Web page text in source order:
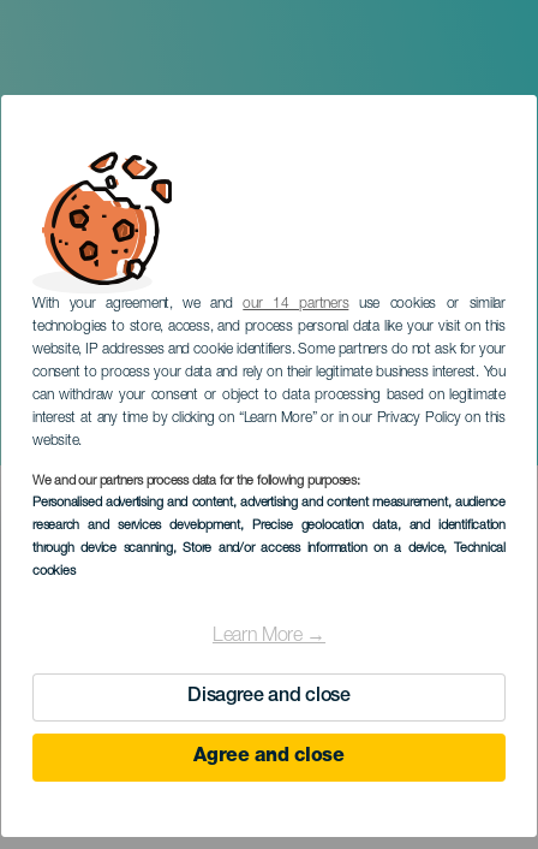
With your agreement, we andour 14 partnersuse cookies or similar
technologies to store, access, and process personal data like your visit on this
website, IP addresses and cookie identifiers. Some partners do not ask for your
consent to process your data and rely on their legitimate business interest. You
can withdraw your consent or object to data processing based on legitimate
interest at any time by clicking on “Learn More” or in our Privacy Policy on this
website.
We and our partners process data for the following purposes:
Personalised advertising and content, advertising and content measurement, audience
research and services development, Precise geolocation data, and identification
through device scanning, Store and/or access information on a device, Technical
cookies
Learn More →
Disagree and close
Agree and close
Lanzarote Summer
Challenge
LANZAROTE
Imagen
Listado